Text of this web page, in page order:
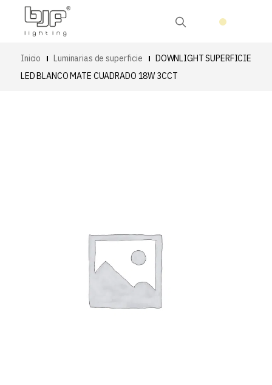
Inicio Luminarias de superficie
DOWNLIGHT SUPERFICIE
LED BLANCO MATE CUADRADO 18W 3CCT